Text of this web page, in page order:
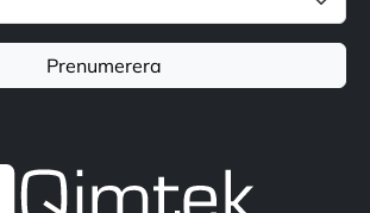
Prenumerera